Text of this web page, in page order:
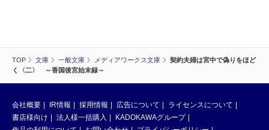
TOP 文庫 一般文庫 メディアワークス文庫
契約夫婦は宮中で偽りをほど
く〈二〉 ～香国後宮始末録～
会社概要 IR情報 採用情報 広告について
ライセンスについて
書店様向け
法人様一括購入
KADOKAWAグループ